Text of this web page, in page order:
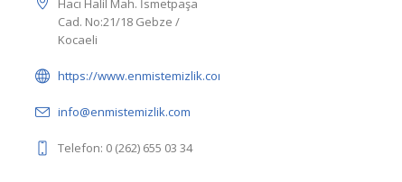
Hacı Halil Mah. İsmetpaşa
Cad. No:21/18 Gebze /
Kocaeli
https://www.enmistemizlik.com/
info@enmistemizlik.com
Telefon: 0 (262) 655 03 34